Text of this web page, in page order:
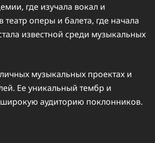
где изучала вокал и
оперы и балета, где начала
известной среди музыкальных
музыкальных проектах и
Ее уникальный тембр и
широкую аудиторию поклонников.